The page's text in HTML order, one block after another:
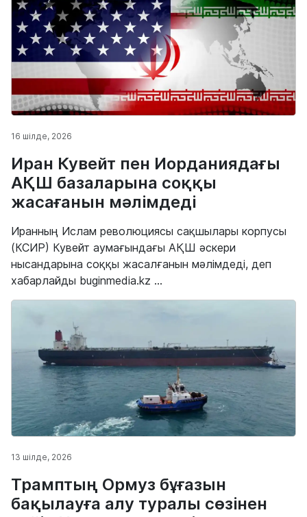
16 шілде, 2026
Иран Кувейт пен Иорданиядағы
АҚШ базаларына соққы
жасағанын мәлімдеді
Иранның Ислам революциясы сақшылары корпусы
(КСИР) Кувейт аумағындағы АҚШ әскери
нысандарына соққы жасалғанын мәлімдеді, деп
хабарлайды buginmedia.kz ...
13 шілде, 2026
Трамптың Ормуз бұғазын
бақылауға алу туралы сөзінен